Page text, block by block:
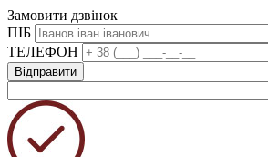
Замовити дзвінок
ПІБ
ТЕЛЕФОН